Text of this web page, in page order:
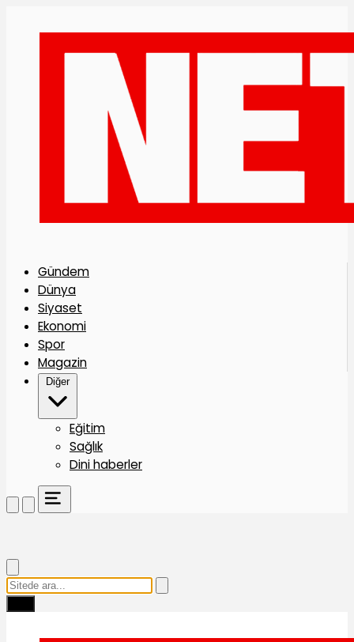
Gündem
Dünya
Siyaset
Ekonomi
Spor
Magazin
Diğer
Eğitim
Sağlık
Dini haberler